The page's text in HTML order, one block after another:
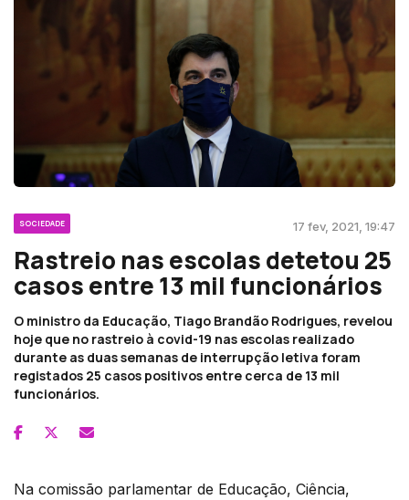
SOCIEDADE 17 fev, 2021, 19:47
Rastreio nas escolas detetou 25
casos entre 13 mil funcionários
O ministro da Educação, Tiago Brandão Rodrigues, revelou
hoje que no rastreio à covid-19 nas escolas realizado
durante as duas semanas de interrupção letiva foram
registados 25 casos positivos entre cerca de 13 mil
funcionários.
Na comissão parlamentar de Educação, Ciência,